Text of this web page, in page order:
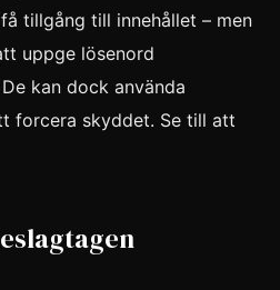
tillgång till innehållet – men
uppge lösenord
kan dock använda
forcera skyddet. Se till att